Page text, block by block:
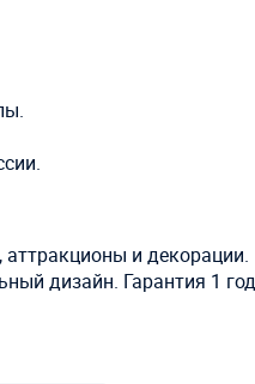
и декорации.
дизайн. Гарантия 1